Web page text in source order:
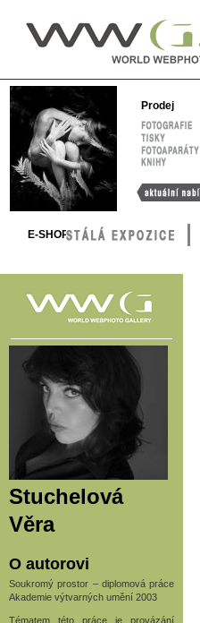
WWG –
Webphoto
Gallery
Stuchelová
Věra
O autorovi
Soukromý prostor – diplomová práce
Akademie výtvarných umění 2003
Tématem této práce je provázání
Prodej
FOTOGRAFIE
TISKY
FOTOAPARÁTY
KNIHY
Aktuální
E-SHOP